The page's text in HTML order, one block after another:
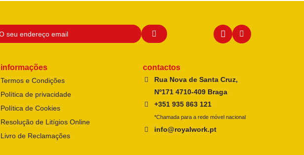
informações
Termos e Condições
Política de privacidade
Política de Cookies
Resolução de Litígios Online
Livro de Reclamações
contactos
Rua Nova de Santa Cruz,
Nº171 4710-409 Braga
+351 935 863 121
*Chamada para a rede móvel nacional
info@royalwork.pt